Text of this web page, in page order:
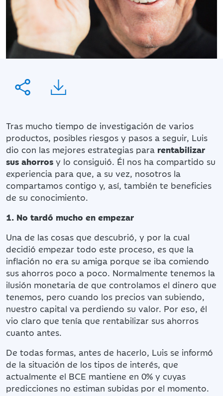
Tras mucho tiempo de investigación de varios
productos, posibles riesgos y pasos a seguir, Luis
dio con las mejores estrategias para rentabilizar
sus ahorros y lo consiguió. Él nos ha compartido su
experiencia para que, a su vez, nosotros la
compartamos contigo y, así, también te beneficies
de su conocimiento.
1. No tardó mucho en empezar
Una de las cosas que descubrió, y por la cual
decidió empezar todo este proceso, es que la
inflación no era su amiga porque se iba comiendo
sus ahorros poco a poco. Normalmente tenemos la
ilusión monetaria de que controlamos el dinero que
tenemos, pero cuando los precios van subiendo,
nuestro capital va perdiendo su valor. Por eso, él
vio claro que tenía que rentabilizar sus ahorros
cuanto antes.
De todas formas, antes de hacerlo, Luis se informó
de la situación de los tipos de interés, que
actualmente el BCE mantiene en 0% y cuyas
predicciones no estiman subidas por el momento.